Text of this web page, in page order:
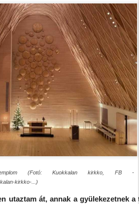
(Fotó: Kuokkalan kirkko, FB -
kirkko-...)
utaztam át, annak a gyülekezetnek